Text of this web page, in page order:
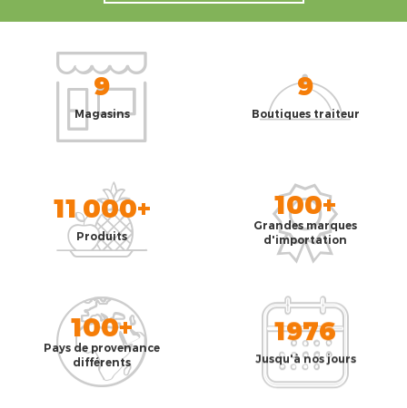
9
Magasins
9
Boutiques traiteur
11 000+
Produits
100+
Grandes marques
d'importation
100+
Pays de provenance
différents
1976
Jusqu'à nos jours